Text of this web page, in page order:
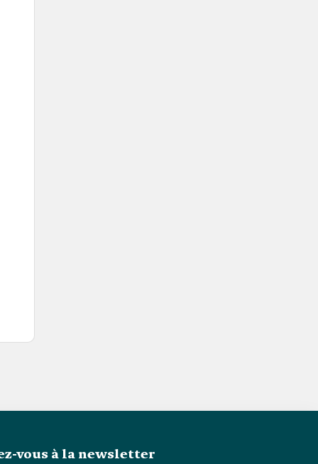
vous à la newsletter